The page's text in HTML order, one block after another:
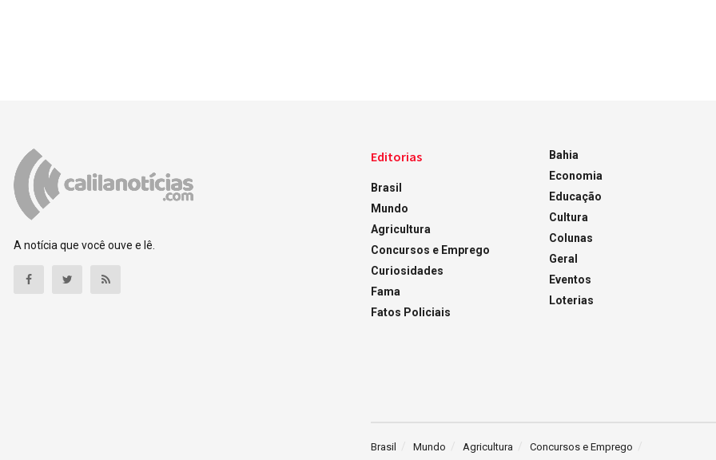
A notícia que você ouve e lê.
Editorias
Brasil
Mundo
Agricultura
Concursos e Emprego
Curiosidades
Fama
Fatos Policiais
Bahia
Economia
Educação
Cultura
Colunas
Geral
Eventos
Loterias
Brasil Mundo Agricultura
Concursos e Emprego